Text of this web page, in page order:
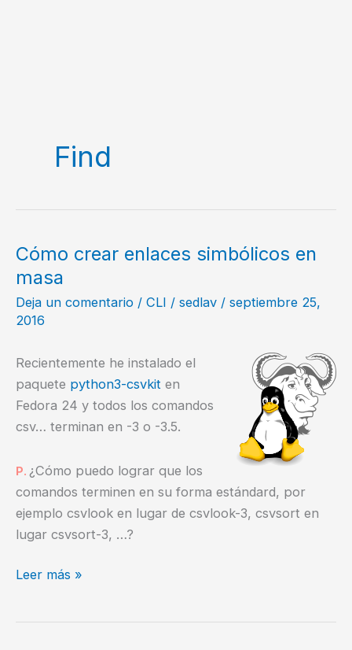
Find
Cómo crear enlaces simbólicos en
masa
Deja un comentario / CLI / sedlav / septiembre 25,
2016
Recientemente he instalado el
paquete python3-csvkit en
Fedora 24 y todos los comandos
csv… terminan en -3 o -3.5.
P. ¿Cómo puedo lograr que los
comandos terminen en su forma estándard, por
ejemplo csvlook en lugar de csvlook-3, csvsort en
lugar csvsort-3, …?
Cómo
Leer más »